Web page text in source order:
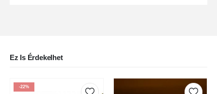
Ez Is Érdekelhet
-22%